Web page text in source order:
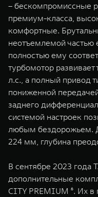
– бескомпромиссные
премиум-класса,
комфортные.
неотъемлемой
полностью ему
турбомотор
л.с., а полный привод
пониженной
заднего
системой настроек
любым бездорожьем.
224 мм, глубина
В сентябре 2023 года
дополнительные
CITY PREMIUM ⁶. Их в